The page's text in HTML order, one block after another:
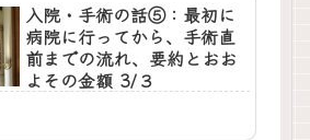
入院・手術の話⑤：最初に
病院に行ってから、手術直
前までの流れ、要約とおお
よその金額 3/３